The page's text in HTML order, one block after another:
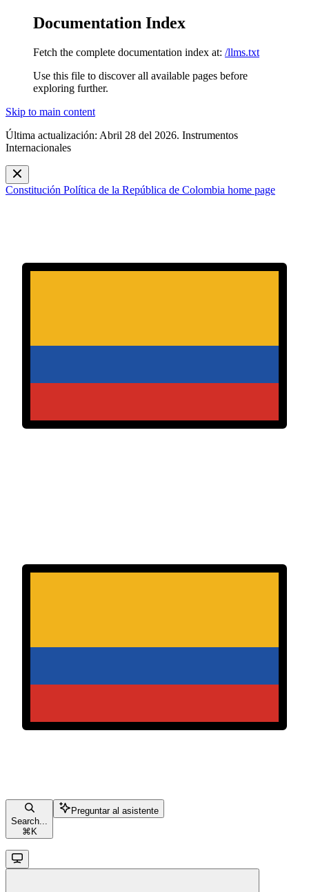
Documentation Index
Fetch the complete documentation index at: /llms.txt
Use this file to discover all available pages before
exploring further.
Skip to main content
Última actualización: Abril 28 del 2026. Instrumentos
Internacionales
Constitución Política de la República de Colombia home page
Search...
⌘ K
Preguntar al asistente